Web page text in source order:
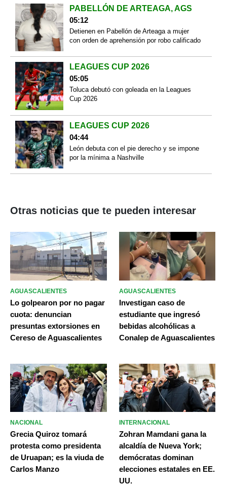
PABELLÓN DE ARTEAGA, AGS
05:12
Detienen en Pabellón de Arteaga a mujer
con orden de aprehensión por robo calificado
LEAGUES CUP 2026
05:05
Toluca debutó con goleada en la Leagues
Cup 2026
LEAGUES CUP 2026
04:44
León debuta con el pie derecho y se impone
por la mínima a Nashville
Otras noticias que te pueden interesar
AGUASCALIENTES
Lo golpearon por no pagar
cuota: denuncian
presuntas extorsiones en
Cereso de Aguascalientes
AGUASCALIENTES
Investigan caso de
estudiante que ingresó
bebidas alcohólicas a
Conalep de Aguascalientes
NACIONAL
Grecia Quiroz tomará
protesta como presidenta
de Uruapan; es la viuda de
Carlos Manzo
INTERNACIONAL
Zohran Mamdani gana la
alcaldía de Nueva York;
demócratas dominan
elecciones estatales en EE.
UU.